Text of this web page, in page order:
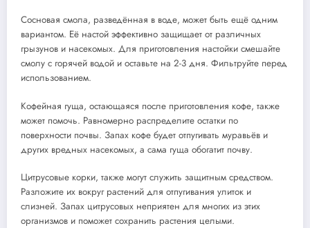
Сосновая смола, разведённая в воде, может быть ещё одним
вариантом. Её настой эффективно защищает от различных
грызунов и насекомых. Для приготовления настойки смешайте
смолу с горячей водой и оставьте на 2-3 дня. Фильтруйте перед
использованием.
Кофейная гуща, остающаяся после приготовления кофе, также
может помочь. Равномерно распределите остатки по
поверхности почвы. Запах кофе будет отпугивать муравьёв и
других вредных насекомых, а сама гуща обогатит почву.
Цитрусовые корки, также могут служить защитным средством.
Разложите их вокруг растений для отпугивания улиток и
слизней. Запах цитрусовых неприятен для многих из этих
организмов и поможет сохранить растения целыми.